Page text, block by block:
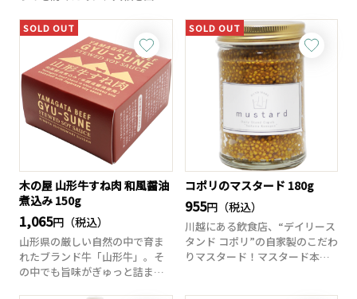
SOLD OUT
木の屋 山形牛すね肉 和風醤油
煮込み 150g
1,065円（税込）
山形県の厳しい自然の中で育ま
れたブランド牛「山形牛」。そ
の中でも旨味がぎゅっと詰まっ
SOLD OUT
コポリのマスタード 180g
955円（税込）
川越にある飲食店、“デイリース
タンド コポリ”の自家製のこだわ
りマスタード！マスタード本来